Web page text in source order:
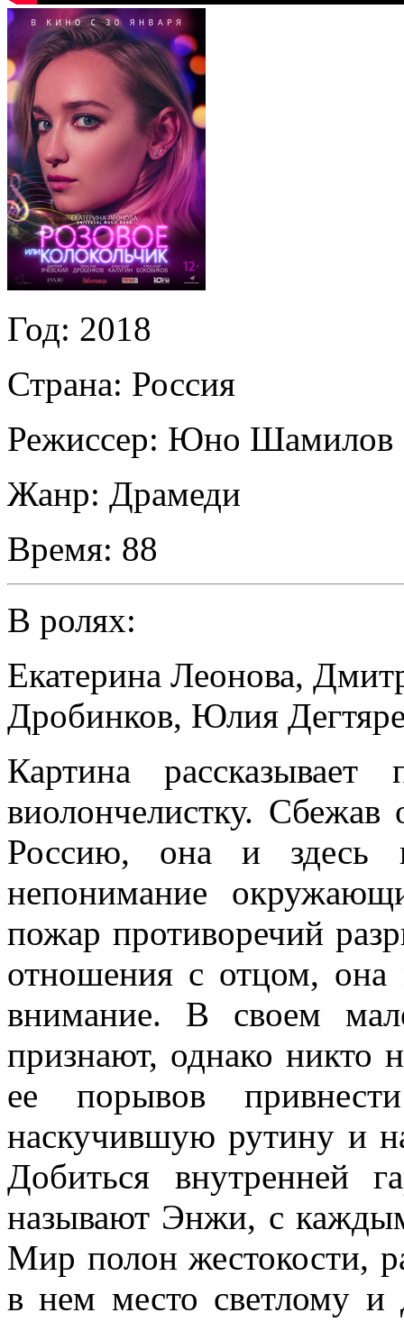
Год: 2018
Страна: Россия
Режиссер: Юно Шамилов
Жанр: Драмеди
Время: 88
В ролях:
Екатерина Леонова,
Дробинков, Юлия
Картина
виолончелистку.
Россию, она и здесь
непонимание
пожар противоречий
отношения с отцом, она
внимание. В своем
признают, однако никто
ее порывов
наскучившую рутину и
Добиться внутренней
называют Энжи, с
Мир полон жестокости,
в нем место светлому и